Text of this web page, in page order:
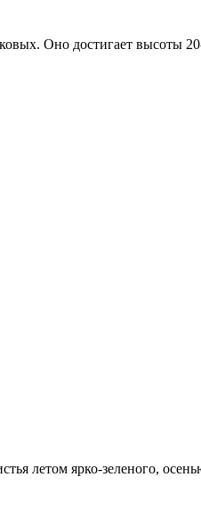
Оно достигает высоты
летом ярко-зеленого,